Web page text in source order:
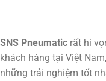
SNS Pneumatic rất hi
khách hàng tại Việt
những trải nghiệm tốt